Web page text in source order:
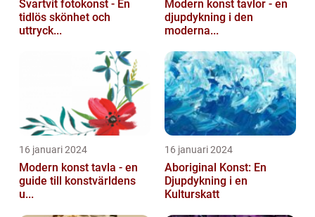
Svartvit fotokonst - En
tidlös skönhet och
uttryck...
Modern konst tavlor - en
djupdykning i den
moderna...
16 januari 2024
Modern konst tavla - en
guide till konstvärldens
u...
16 januari 2024
Aboriginal Konst: En
Djupdykning i en
Kulturskatt